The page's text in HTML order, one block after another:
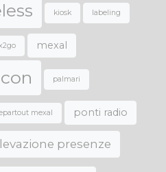
kiosk labeling
mexal
palmari
mexal ponti radio
presenze